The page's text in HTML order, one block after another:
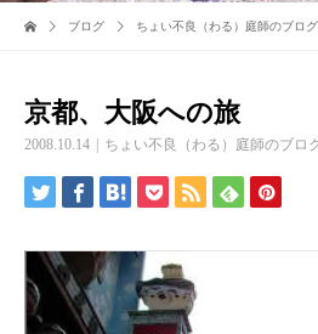
ブログ ちょい不良（わる）庭師のブログ
京都、大阪への旅
2008.10.14 ちょい不良（わる）庭師のブロ